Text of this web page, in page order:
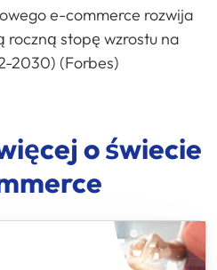
e-commerce rozwija
roczną stopę wzrostu na
2030) (Forbes)
o świecie